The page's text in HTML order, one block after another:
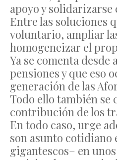
apoyo y solidarizarse
Entre las soluciones
voluntario, ampliar
homogeneizar el
Ya se comenta
pensiones y que eso
generación de las
Todo ello también se
contribución de los
En todo caso, urge
son asunto cotidiano
gigantescos– en